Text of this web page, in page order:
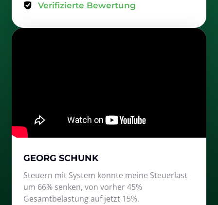
Verifizierte Bewertung
GEORG SCHUNK
Steuern mit System konnte meine Steuerlast
um 66% senken, von vorher 45%
Gesamtbelastung auf jetzt 15%.